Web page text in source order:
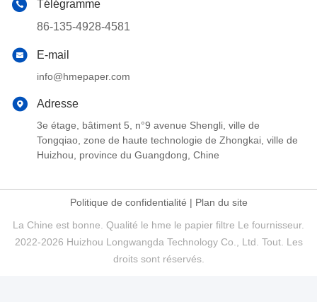
Télégramme
86-135-4928-4581
E-mail
info@hmepaper.com
Adresse
3e étage, bâtiment 5, n°9 avenue Shengli, ville de
Tongqiao, zone de haute technologie de Zhongkai, ville de
Huizhou, province du Guangdong, Chine
Politique de confidentialité | Plan du site
La Chine est bonne. Qualité le hme le papier filtre Le fournisseur.
2022-2026 Huizhou Longwangda Technology Co., Ltd. Tout. Les
droits sont réservés.